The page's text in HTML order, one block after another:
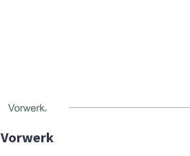
Vorwerk